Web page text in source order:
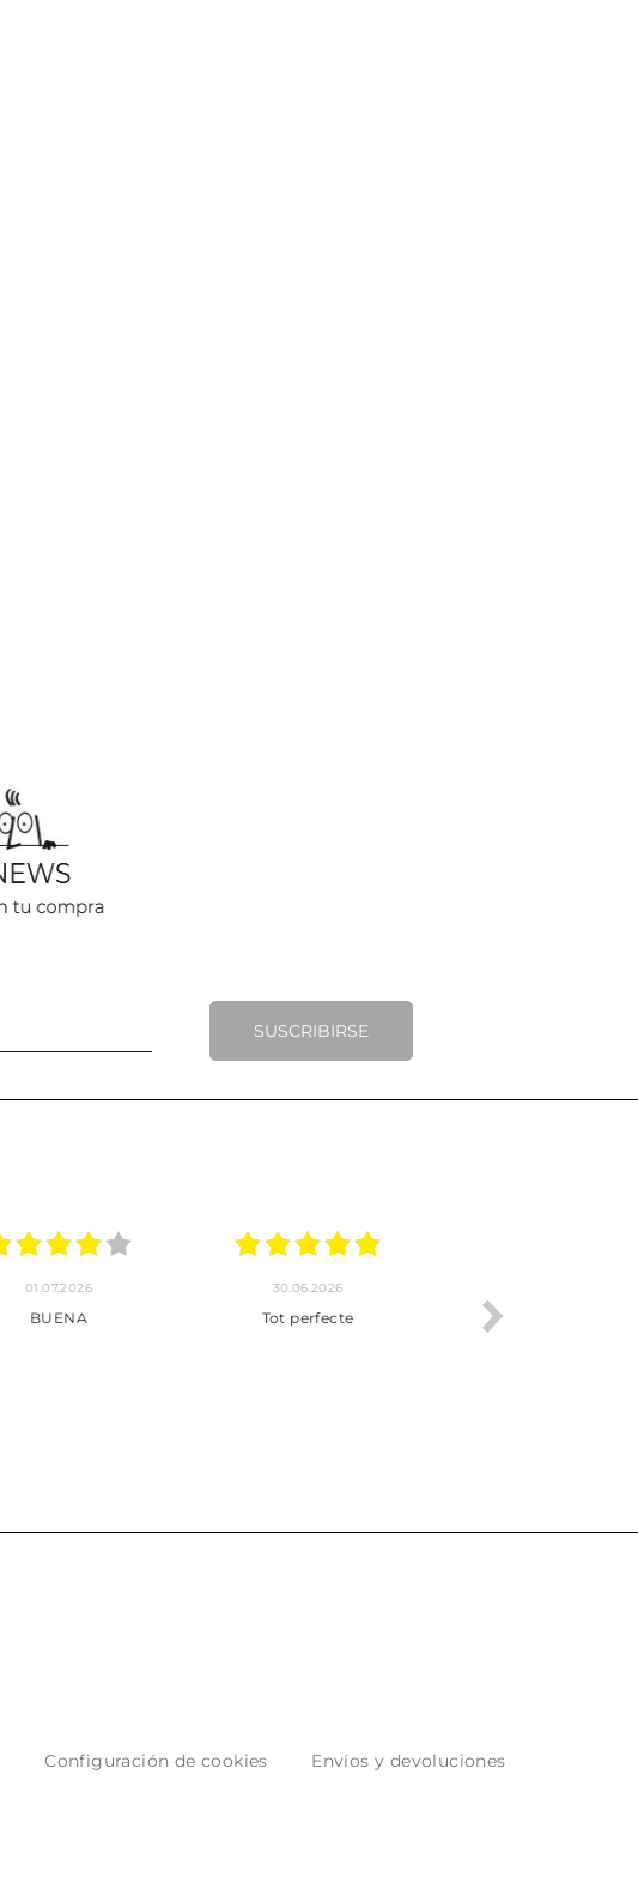
SUSCRIBIRSE
22.06.2026
Servicio muy completo
20.06.2026
Envío rápido
Configuración de cookies
Envíos y devoluciones